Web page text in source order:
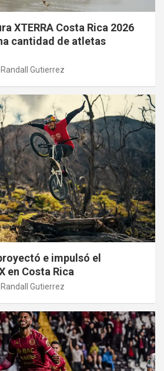
XTERRA Costa Rica 2026
cantidad de atletas
Randall Gutierrez
e impulsó el
en Costa Rica
Randall Gutierrez